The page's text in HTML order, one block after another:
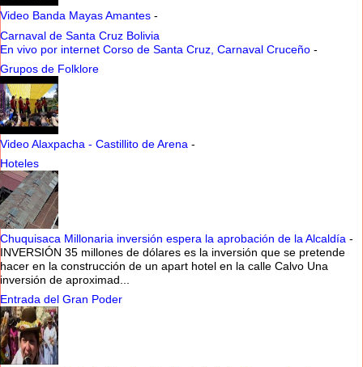
Video Banda Mayas Amantes -
Carnaval de Santa Cruz Bolivia
En vivo por internet Corso de Santa Cruz, Carnaval Cruceño -
Grupos de Folklore
Video Alaxpacha - Castillito de Arena -
Hoteles
Chuquisaca Millonaria inversión espera la aprobación de la Alcaldía -
INVERSIÓN 35 millones de dólares es la inversión que se pretende
hacer en la construcción de un apart hotel en la calle Calvo Una
inversión de aproximad...
Entrada del Gran Poder